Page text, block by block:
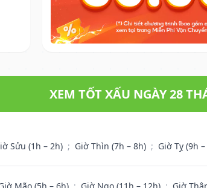
XEM TỐT XẤU NGÀY 28
Sửu (1h – 2h) ; Giờ Thìn (7h – 8h) ; Giờ Tỵ (9h